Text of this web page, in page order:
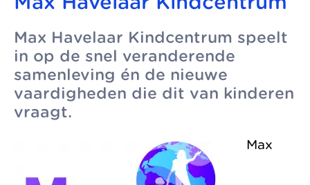
Over ons
Morgen is de
koepel van
toonaangevende
kinderopvang-
organisaties in Den
zonder
Over ons
Maatschappelijke
kinderopvang
Gezonde
Kinderopvang
Merken
Morgen bestaat uit
verschillende
kinderopvangmerken
en kindcentra, die
samen alle vormen
Allemaal vanuit
Merken
Kinderopvang
Integrale
Meer Morgen
Max Havelaar Kindcentrum speelt
in op de snel veranderende
samenleving én de nieuwe
vaardigheden die dit van kinderen
vraagt.
Max